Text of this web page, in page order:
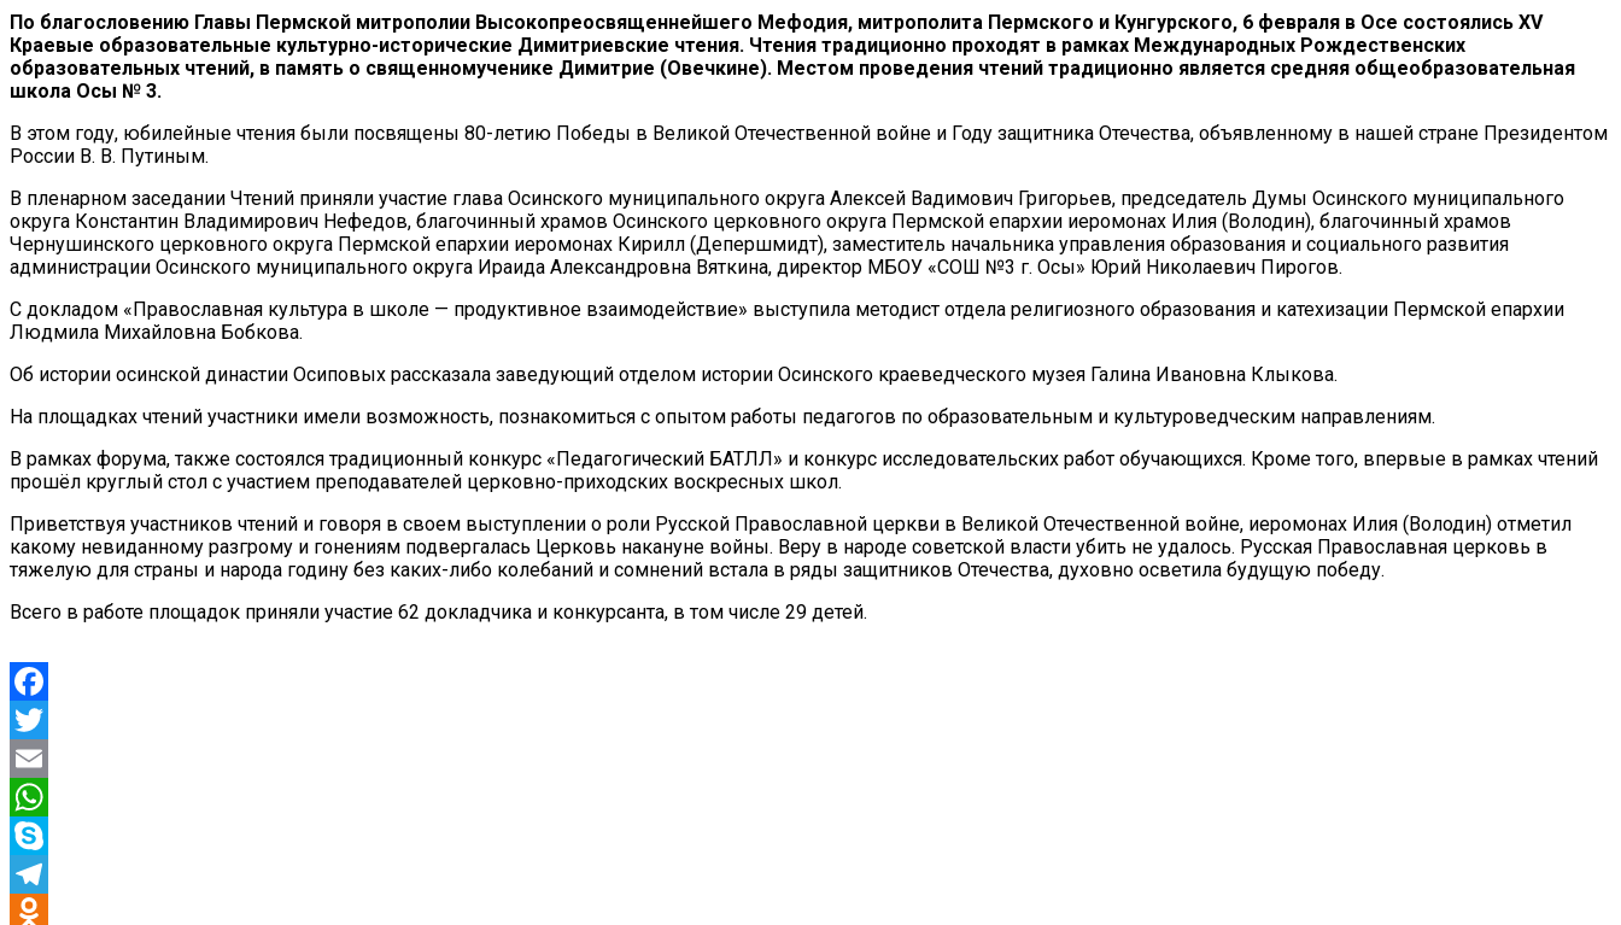
По благословению Главы Пермской митрополии Высокопреосвященнейшего Мефодия, митрополита Пермского и Кунгурского, 6 февраля в Осе состоялись XV
Краевые образовательные культурно-исторические Димитриевские чтения. Чтения традиционно проходят в рамках Международных Рождественских
образовательных чтений, в память о священномученике Димитрие (Овечкине). Местом проведения чтений традиционно является средняя общеобразовательная
школа Осы № 3.
В этом году, юбилейные чтения были посвящены 80-летию Победы в Великой Отечественной войне и Году защитника Отечества, объявленному в нашей стране Президентом
России В. В. Путиным.
В пленарном заседании Чтений приняли участие глава Осинского муниципального округа Алексей Вадимович Григорьев, председатель Думы Осинского муниципального
округа Константин Владимирович Нефедов, благочинный храмов Осинского церковного округа Пермской епархии иеромонах Илия (Володин), благочинный храмов
Чернушинского церковного округа Пермской епархии иеромонах Кирилл (Депершмидт), заместитель начальника управления образования и социального развития
администрации Осинского муниципального округа Ираида Александровна Вяткина, директор МБОУ «СОШ №3 г. Осы» Юрий Николаевич Пирогов.
С докладом «Православная культура в школе — продуктивное взаимодействие» выступила методист отдела религиозного образования и катехизации Пермской епархии
Людмила Михайловна Бобкова.
Об истории осинской династии Осиповых рассказала заведующий отделом истории Осинского краеведческого музея Галина Ивановна Клыкова.
На площадках чтений участники имели возможность, познакомиться с опытом работы педагогов по образовательным и культуроведческим направлениям.
В рамках форума, также состоялся традиционный конкурс «Педагогический БАТЛЛ» и конкурс исследовательских работ обучающихся. Кроме того, впервые в рамках чтений
прошёл круглый стол с участием преподавателей церковно-приходских воскресных школ.
Приветствуя участников чтений и говоря в своем выступлении о роли Русской Православной церкви в Великой Отечественной войне, иеромонах Илия (Володин) отметил
какому невиданному разгрому и гонениям подвергалась Церковь накануне войны. Веру в народе советской власти убить не удалось. Русская Православная церковь в
тяжелую для страны и народа годину без каких-либо колебаний и сомнений встала в ряды защитников Отечества, духовно осветила будущую победу.
Всего в работе площадок приняли участие 62 докладчика и конкурсанта, в том числе 29 детей.
Facebook
Twitter
Email
WhatsApp
Skype
Telegram